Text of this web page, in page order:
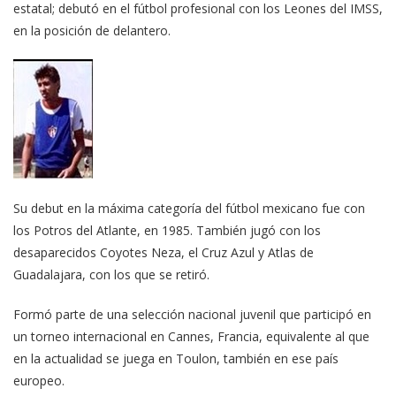
estatal; debutó en el fútbol profesional con los Leones del IMSS,
en la posición de delantero.
Su debut en la máxima categoría del fútbol mexicano fue con
los Potros del Atlante, en 1985. También jugó con los
desaparecidos Coyotes Neza, el Cruz Azul y Atlas de
Guadalajara, con los que se retiró.
Formó parte de una selección nacional juvenil que participó en
un torneo internacional en Cannes, Francia, equivalente al que
en la actualidad se juega en Toulon, también en ese país
europeo.